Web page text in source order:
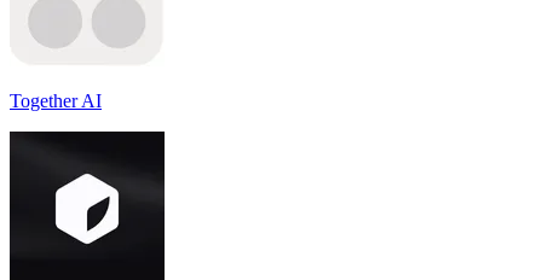
Together AI